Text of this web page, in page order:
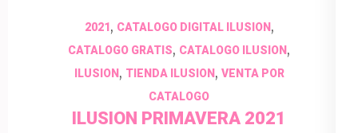
2021, CATALOGO DIGITAL ILUSION,
CATALOGO GRATIS, CATALOGO ILUSION ,
ILUSION, TIENDA ILUSION, VENTA POR
CATALOGO
ILUSION PRIMAVERA 2021